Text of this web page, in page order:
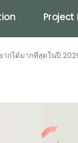
Project
ากได้มากที่สุดในปี